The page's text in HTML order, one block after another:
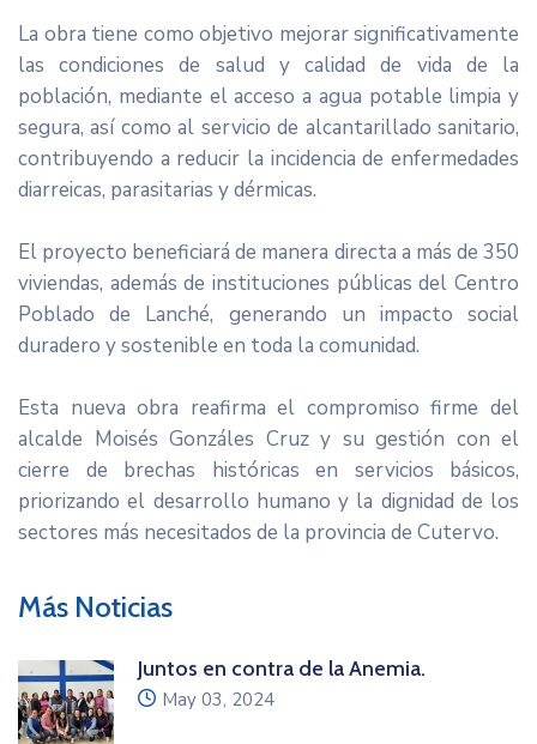
La obra tiene como objetivo mejorar significativamente
las condiciones de salud y calidad de vida de la
población, mediante el acceso a agua potable limpia y
segura, así como al servicio de alcantarillado sanitario,
contribuyendo a reducir la incidencia de enfermedades
diarreicas, parasitarias y dérmicas.
El proyecto beneficiará de manera directa a más de 350
viviendas, además de instituciones públicas del Centro
Poblado de Lanché, generando un impacto social
duradero y sostenible en toda la comunidad.
Esta nueva obra reafirma el compromiso firme del
alcalde Moisés Gonzáles Cruz y su gestión con el
cierre de brechas históricas en servicios básicos,
priorizando el desarrollo humano y la dignidad de los
sectores más necesitados de la provincia de Cutervo.
Más Noticias
Juntos en contra de la Anemia.
icon
May 03, 2024